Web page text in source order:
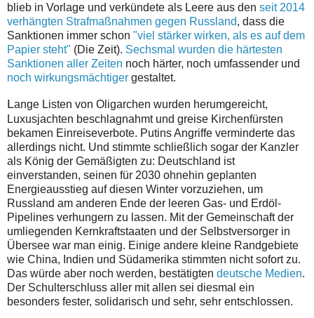
blieb in Vorlage und verkündete als Leere aus den seit 2014
verhängten Strafmaßnahmen gegen Russland, dass die
Sanktionen immer schon "viel stärker wirken, als es auf dem
Papier steht" (Die Zeit). Sechsmal wurden die härtesten
Sanktionen aller Zeiten noch härter, noch umfassender und
noch wirkungsmächtiger gestaltet.
Lange Listen von Oligarchen wurden herumgereicht,
Luxusjachten beschlagnahmt und greise Kirchenfürsten
bekamen Einreiseverbote. Putins Angriffe verminderte das
allerdings nicht. Und stimmte schließlich sogar der Kanzler
als König der Gemäßigten zu: Deutschland ist
einverstanden, seinen für 2030 ohnehin geplanten
Energieausstieg auf diesen Winter vorzuziehen, um
Russland am anderen Ende der leeren Gas- und Erdöl-
Pipelines verhungern zu lassen. Mit der Gemeinschaft der
umliegenden Kernkraftstaaten und der Selbstversorger in
Übersee war man einig. Einige andere kleine Randgebiete
wie China, Indien und Südamerika stimmten nicht sofort zu.
Das würde aber noch werden, bestätigten deutsche Medien.
Der Schulterschluss aller mit allen sei diesmal ein
besonders fester, solidarisch und sehr, sehr entschlossen.